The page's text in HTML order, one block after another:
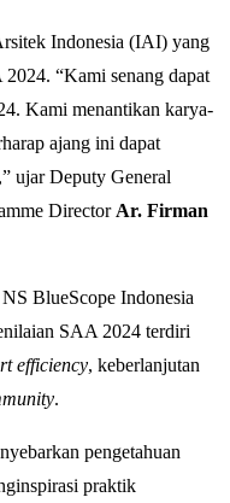
Indonesia (IAI) yang
“Kami senang dapat
Kami menantikan karya-
ajang ini dapat
ujar Deputy General
Director Ar. Firman
BlueScope Indonesia
SAA 2024 terdiri
efficiency, keberlanjutan
.
pengetahuan
praktik